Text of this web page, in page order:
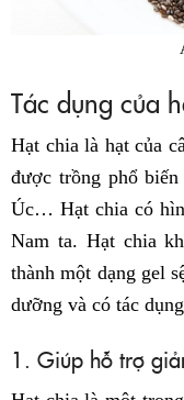
Tác dụng của
Hạt chia là hạt của
được trồng phổ
Úc… Hạt chia có
Nam ta. Hạt chia
thành một dạng gel
dưỡng và có tác
1. Giúp hỗ trợ